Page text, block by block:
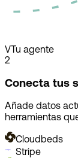
VTu agente
2
Conecta tus
Añade datos
herramientas
Cloudbeds
Stripe